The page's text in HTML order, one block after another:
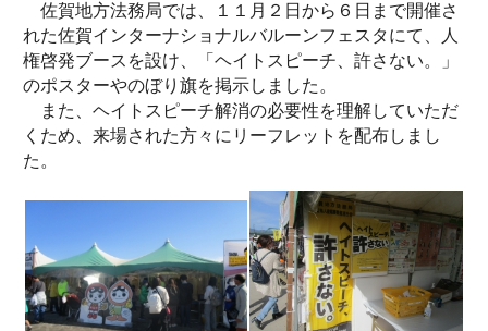
佐賀地方法務局では、１１月２日から６日まで開催さ
れた佐賀インターナショナルバルーンフェスタにて、人
権啓発ブースを設け、「ヘイトスピーチ、許さない。」
のポスターやのぼり旗を掲示しました。
また、ヘイトスピーチ解消の必要性を理解していただ
くため、来場された方々にリーフレットを配布しまし
た。